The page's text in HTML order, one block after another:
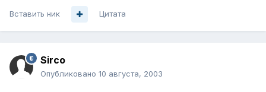
Вставить ник Цитата
Sirco
Опубликовано 10 августа, 2003